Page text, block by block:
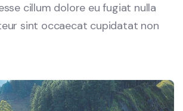
cillum dolore eu fugiat nulla
sint occaecat cupidatat non